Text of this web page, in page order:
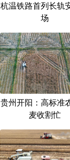
杭温铁路首列长轨
场
贵州开阳：高标准
麦收割忙